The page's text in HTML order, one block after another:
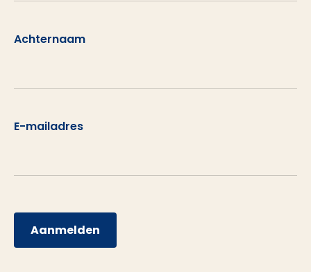
Achternaam
E-mailadres
Aanmelden